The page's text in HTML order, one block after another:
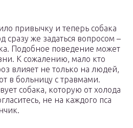
привычку и теперь собака
сразу же задаться вопросом –
Подобное поведение может
К сожалению, мало кто
влияет не только на людей,
в больницу с травмами.
собака, которую от холода
не на каждого пса